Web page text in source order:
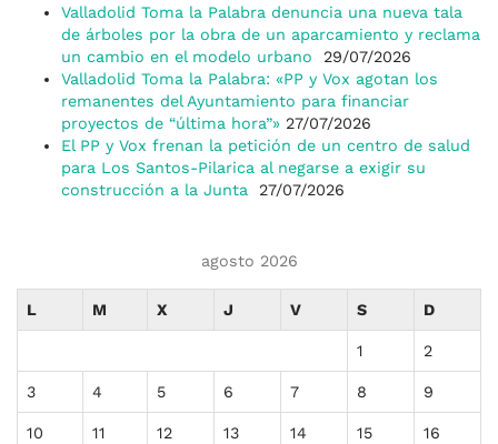
Valladolid Toma la Palabra denuncia una nueva tala
de árboles por la obra de un aparcamiento y reclama
un cambio en el modelo urbano
29/07/2026
Valladolid Toma la Palabra: «PP y Vox agotan los
remanentes del Ayuntamiento para financiar
proyectos de “última hora”» 27/07/2026
El PP y Vox frenan la petición de un centro de salud
para Los Santos-Pilarica al negarse a exigir su
construcción a la Junta
27/07/2026
agosto 2026
L M X J V S D
1 2
3 4 5 6 7 8 9
10 11 12 13 14 15 16